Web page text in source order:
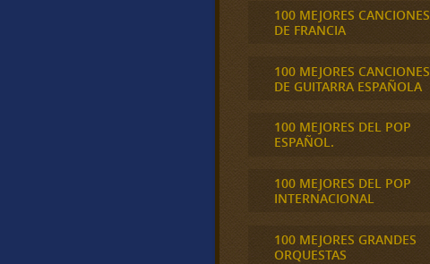
100 MEJORES CANCIONES
DE FRANCIA
100 MEJORES CANCIONES
DE GUITARRA ESPAÑOLA
100 MEJORES DEL POP
ESPAÑOL.
100 MEJORES DEL POP
INTERNACIONAL
100 MEJORES GRANDES
ORQUESTAS